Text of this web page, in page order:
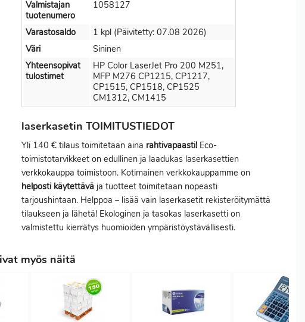
Valmistajan
tuotenumero
1058127
Varastosaldo
1 kpl (Päivitetty: 07.08 2026)
Väri
Sininen
Yhteensopivat
tulostimet
HP Color LaserJet Pro 200 M251,
MFP M276 CP1215, CP1217,
CP1515, CP1518, CP1525
CM1312, CM1415
laserkasetin TOIMITUSTIEDOT
Yli 140 € tilaus toimitetaan aina rahtivapaasti! Eco-
toimistotarvikkeet on edullinen ja laadukas laserkasettien
verkkokauppa toimistoon. Kotimainen verkkokauppamme on
helposti käytettävä ja tuotteet toimitetaan nopeasti
tarjoushintaan. Helppoa – lisää vain laserkasetit rekisteröitymättä
tilaukseen ja lähetä! Ekologinen ja tasokas laserkasetti on
valmistettu kierrätys huomioiden ympäristöystävällisesti.
myös näitä